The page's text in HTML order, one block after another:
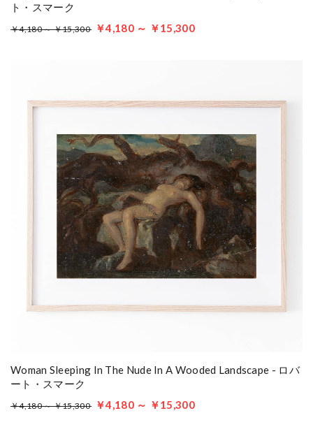
ト・スマーク
￥4,180 ～ ￥15,300 ￥4,180 ～ ￥15,300
Woman Sleeping In The Nude In A Wooded Landscape - ロバ
ート・スマーク
￥4,180 ～ ￥15,300 ￥4,180 ～ ￥15,300